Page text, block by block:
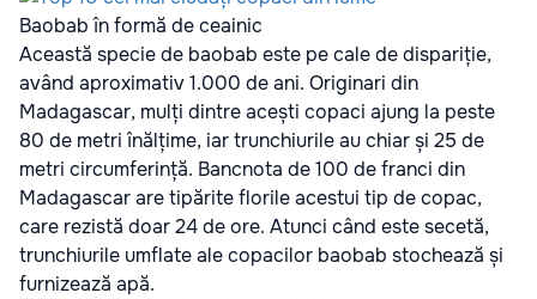
Baobab în formă de ceainic
Această specie de baobab este pe cale de dispariție,
având aproximativ 1.000 de ani. Originari din
Madagascar, mulți dintre acești copaci ajung la peste
80 de metri înălțime, iar trunchiurile au chiar și 25 de
metri circumferință. Bancnota de 100 de franci din
Madagascar are tipărite florile acestui tip de copac,
care rezistă doar 24 de ore. Atunci când este secetă,
trunchiurile umflate ale copacilor baobab stochează și
furnizează apă.